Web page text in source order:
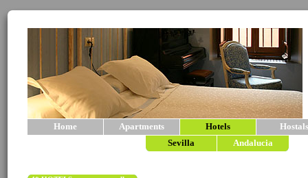
Home Apartments Hotels
Hostals
Sevilla
Andalucia